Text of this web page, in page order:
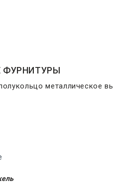
ФУРНИТУРЫ
металлическое